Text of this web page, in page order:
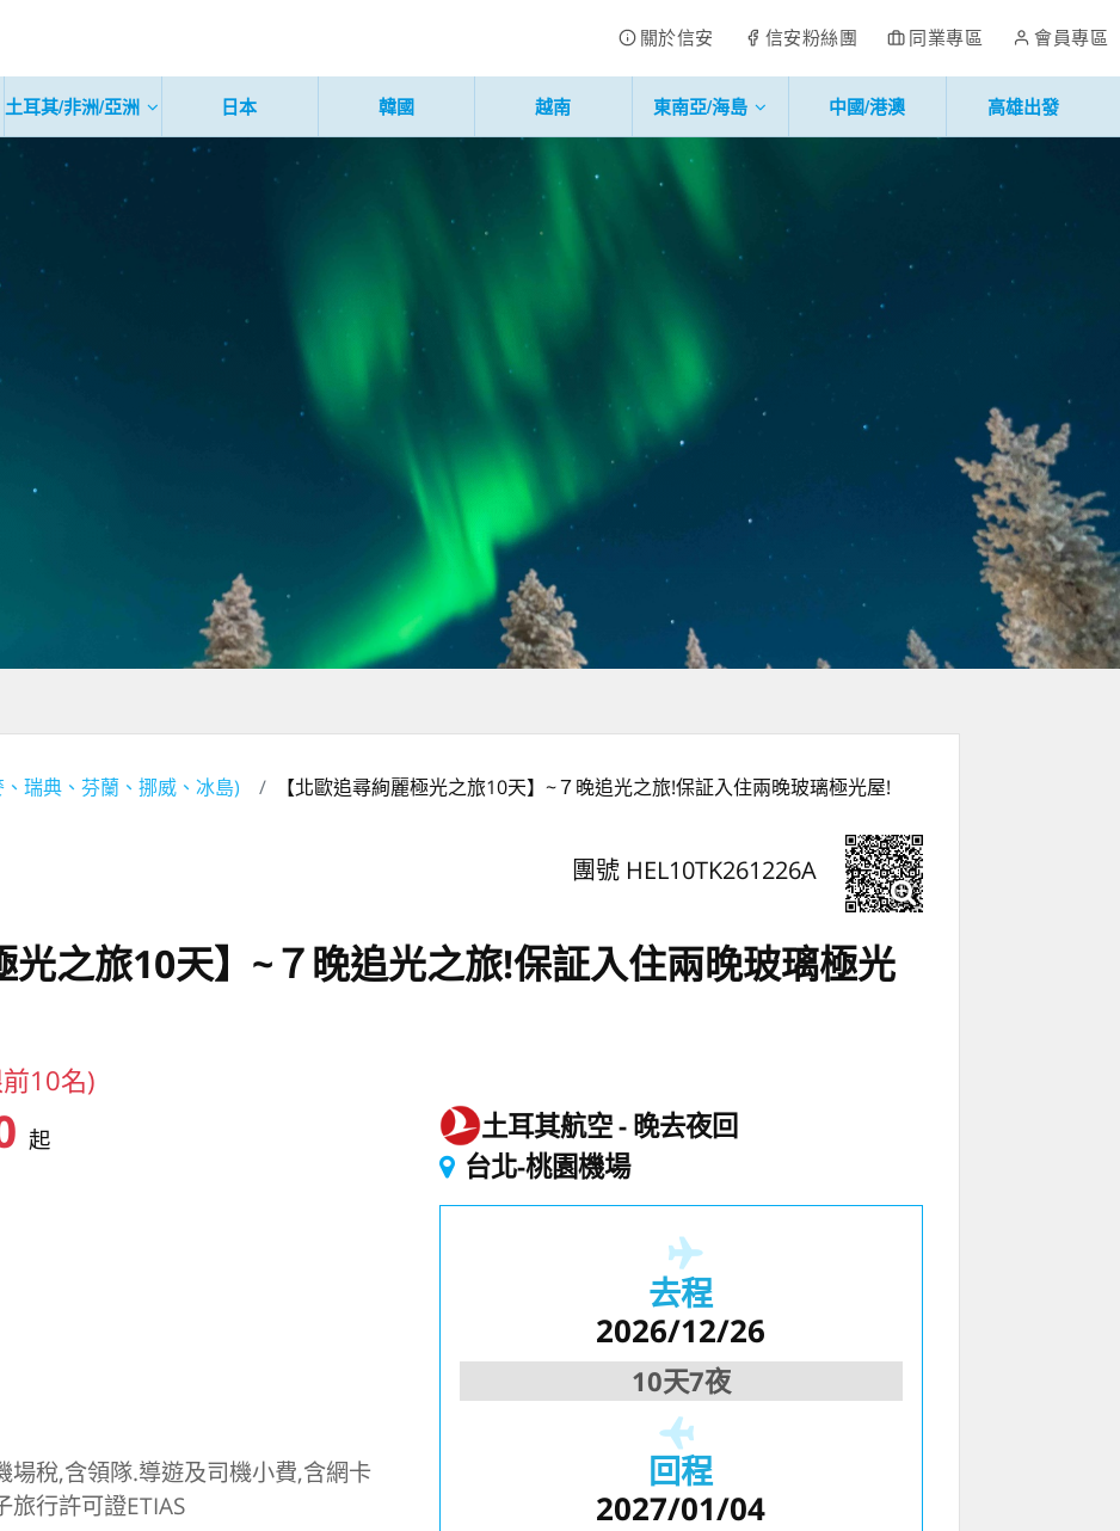
關於信安 信安粉絲團 同業專區 會員專區
土耳其/非洲/亞洲 日本 韓國 越南 東南亞/海島 中國/港澳 高雄出發
瑞典、芬蘭、挪威、冰島) 【北歐追尋絢麗極光之旅10天】~７晚追光之旅!保証入住兩晚玻璃極光屋!
團號 HEL10TK261226A
光之旅10天】~７晚追光之旅!保証入住兩晚玻璃極光
10名)
起
場稅,含領隊.導遊及司機小費,含網卡
行許可證ETIAS
土耳其航空 晚去夜回
台北-桃園機場
去程
2026/12/26
10天7夜
回程
2027/01/04